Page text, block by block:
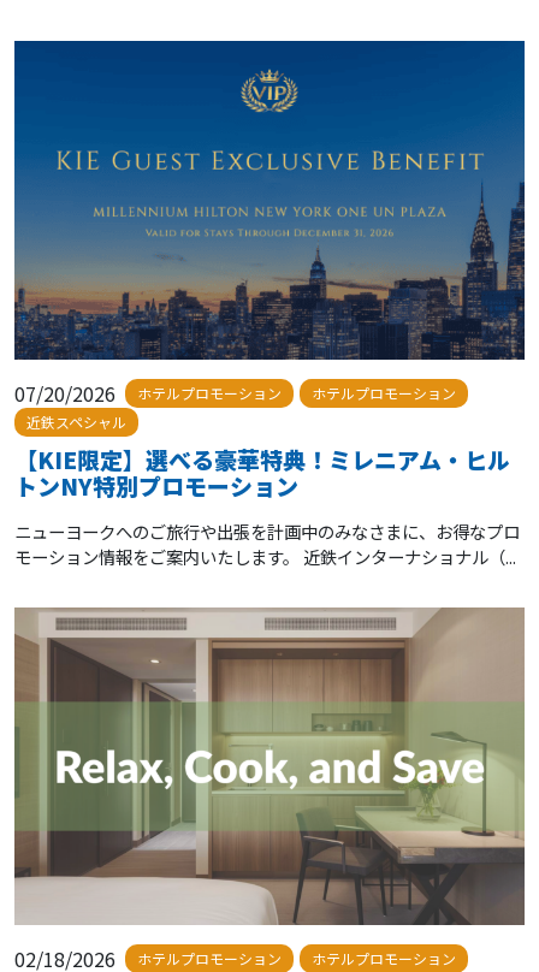
07/20/2026 ホテルプロモーション
ホテルプロモーション
近鉄スペシャル
【KIE限定】選べる豪華特典！ミレニアム・ヒル
トンNY特別プロモーション
ニューヨークへのご旅行や出張を計画中のみなさまに、お得なプロ
モーション情報をご案内いたします。 近鉄インターナショナル（...
02/18/2026 ホテルプロモーション ホテルプロモーション